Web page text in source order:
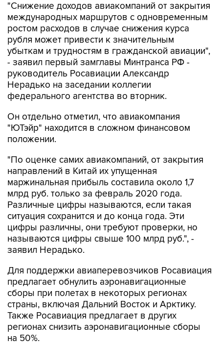
"Снижение доходов авиакомпаний от закрытия
международных маршрутов с одновременным
ростом расходов в случае снижения курса
рубля может привести к значительным
убыткам и трудностям в гражданской авиации",
- заявил первый замглавы Минтранса РФ -
руководитель Росавиации Александр
Нерадько на заседании коллегии
федерального агентства во вторник.
Он отдельно отметил, что авиакомпания
"ЮТэйр" находится в сложном финансовом
положении.
"По оценке самих авиакомпаний, от закрытия
направлений в Китай их упущенная
маржинальная прибыль составила около 1,7
млрд руб. только за февраль 2020 года.
Различные цифры называются, если такая
ситуация сохранится и до конца года. Эти
цифры различны, они требуют проверки, но
называются цифры свыше 100 млрд руб.", -
заявил Нерадько.
Для поддержки авиаперевозчиков Росавиация
предлагает обнулить аэронавигационные
сборы при полетах в некоторых регионах
страны, включая Дальний Восток и Арктику.
Также Росавиация предлагает в других
регионах снизить аэронавигационные сборы
на 50%.